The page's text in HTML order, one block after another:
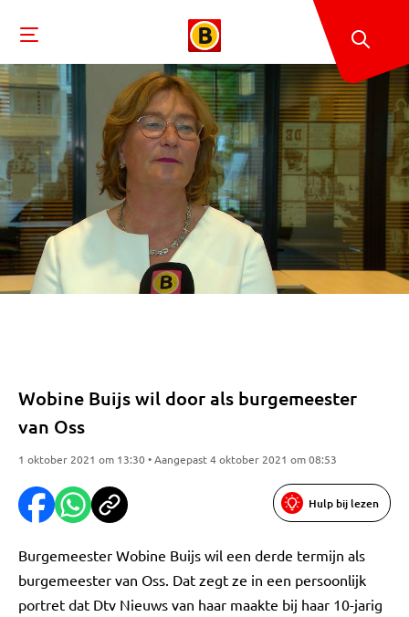
Wobine Buijs wil door als burgemeester
van Oss
1 oktober 2021 om 13:30 • Aangepast 4 oktober 2021 om 08:53
Hulp bij lezen
Burgemeester Wobine Buijs wil een derde termijn als
burgemeester van Oss. Dat zegt ze in een persoonlijk
portret dat Dtv Nieuws van haar maakte bij haar 10-jarig